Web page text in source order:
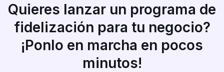
Quieres lanzar un programa de
fidelización para tu negocio?
¡Ponlo en marcha en pocos
minutos!